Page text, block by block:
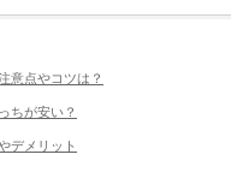
意点やコツは？
ちが安い？
デメリット